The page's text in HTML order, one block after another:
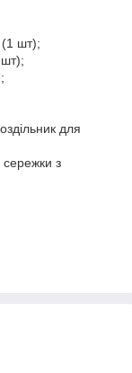
(1 шт);
шт);
для
сережки з